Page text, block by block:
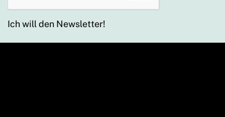
Ich will den Newsletter!